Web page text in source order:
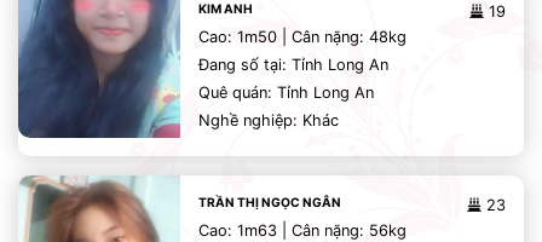
19
KIM ANH
Cao: 1m50 | Cân nặng: 48kg
Đang số tại: Tỉnh Long An
Quê quán: Tỉnh Long An
Nghề nghiệp: Khác
23
TRẦN THỊ NGỌC NGÂN
Cao: 1m63 | Cân nặng: 56kg